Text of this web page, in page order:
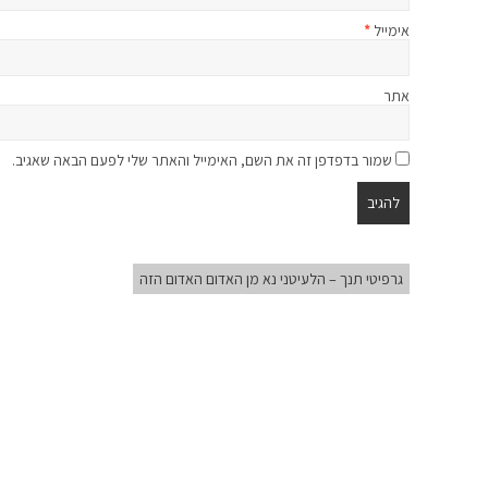
אימייל *
אתר
שמור בדפדפן זה את השם, האימייל והאתר שלי לפעם הבאה שאגיב.
גרפיטי תנך – הלעיטני נא מן האדום האדום הזה